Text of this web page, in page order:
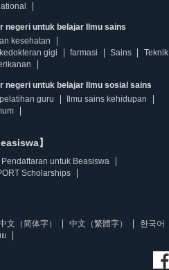
negeri untuk belajar Ilmu sains
kesehatan
gigi
farmasi Sains
Teknik
negeri untuk belajar Ilmu sosial sains
guru
Ilmu sains kehidupan
】
Pendaftaran untuk Beasiswa
Scholarships
文（简体字） 中文（繁體字）
한국어